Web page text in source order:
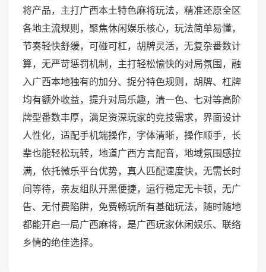
将产品，主打广西本土特色麻将玩法，精准还原全区
各地主流规则，聚焦休闲娱乐核心，玩法简单易懂，
节奏轻快舒缓，可碰可杠，胡牌灵活，无复杂番数计
算，无严苛惩罚机制，主打轻松愉快的对局氛围，融
入广西本地独有的加分、捉分特色规则，胡牌、杠牌
均有额外收益，提升对局乐趣，清一色、七对等高阶
牌型番数丰厚，满足资深玩家的竞技需求，界面设计
人性化，适配手机端操作，字体清晰，操作顺手，长
辈也能轻松玩转，地道广西方言配音，地域氛围感拉
满，依托微乐平台优势，真人匹配速度快，无需长时
间等待，亲友组队开黑便捷，运行稳定无卡顿，无广
告、无付费陷阱，免费畅玩所有基础玩法，随时随地
都能开启一局广西麻将，是广西玩家休闲娱乐、联络
乡情的绝佳选择。